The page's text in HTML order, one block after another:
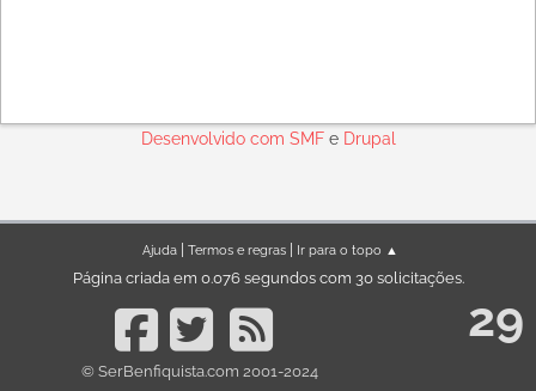
Desenvolvido com SMFe Drupal
Ajuda| Termos e regras| Ir para o topo ▲
Página criada em 0.076 segundos com 30 solicitações.
© SerBenfiquista.com 2001-2024
29